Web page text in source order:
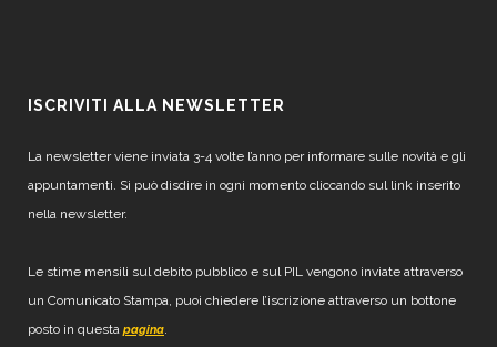
ISCRIVITI ALLA NEWSLETTER
La newsletter viene inviata 3-4 volte l’anno per informare sulle novità e gli
appuntamenti. Si può disdire in ogni momento cliccando sul link inserito
nella newsletter.
Le stime mensili sul debito pubblico e sul PIL vengono inviate attraverso
un Comunicato Stampa, puoi chiedere l’iscrizione attraverso un bottone
posto in questa pagina.